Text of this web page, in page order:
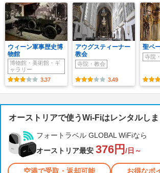
ウィーン軍事歴史博
物館
博物館・美術館・ギ
ャラリー
3.37
アウグスティーナー
教会
寺院・教会
3.49
聖ペ
寺院
オーストリアで使うWi-Fiはレンタルしま
フォートラベル GLOBAL WiFiなら
オーストリア最安 376円 /日～
空港で受取・返却可能 お得なポ